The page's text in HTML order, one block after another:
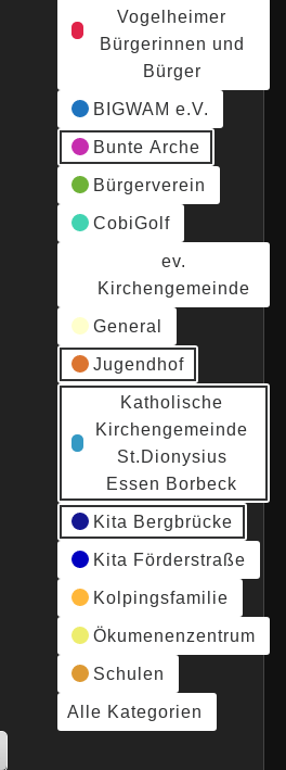
Vogelheimer
Bürgerinnen und
Bürger
BIGWAM e.V.
Bunte Arche
Bürgerverein
CobiGolf
ev.
Kirchengemeinde
General
Jugendhof
Katholische
Kirchengemeinde
St.Dionysius
Essen Borbeck
Kita Bergbrücke
Kita Förderstraße
Kolpingsfamilie
Ökumenenzentrum
Schulen
Alle Kategorien